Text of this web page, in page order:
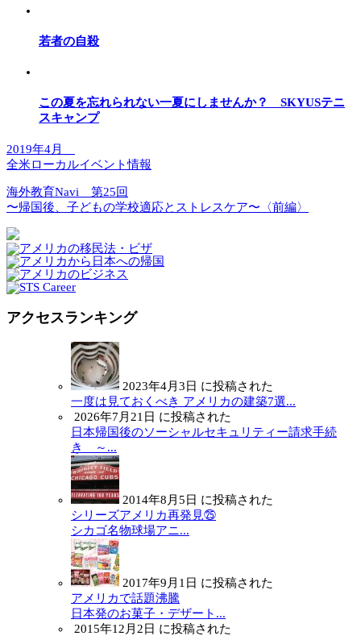
若者の自殺
この夏を忘れられない一夏にしませんか？ SKYUSテニ
スキャンプ
2019年4月
全米ローカルイベント情報
海外教育Navi 第25回
〜帰国後、子どもの学校適応とストレスケア〜〈前編〉
アクセスランキング
2023年4月3日 に投稿された
一度は見ておくべき アメリカの建築7選...
2026年7月21日 に投稿された
日本帰国後のソーシャルセキュリティー請求手続
き ～...
2014年8月5日 に投稿された
シリーズアメリカ再発見㉕
シカゴ名物球場アニ...
2017年9月1日 に投稿された
アメリカで話題沸騰
日本発のお菓子・デザート...
2015年12月2日 に投稿された